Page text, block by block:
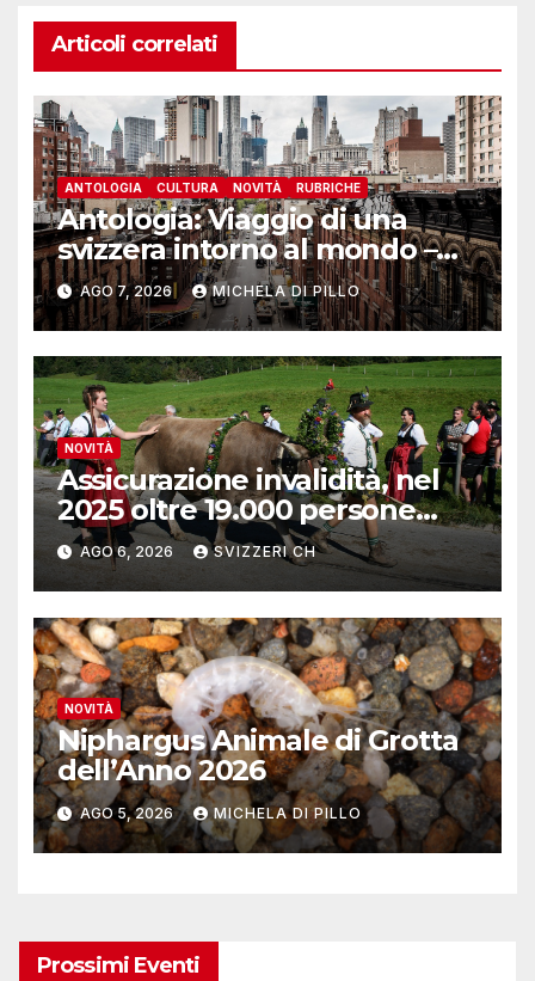
Articoli correlati
ANTOLOGIA CULTURA NOVITÀ RUBRICHE
Antologia: Viaggio di una
svizzera intorno al mondo –
Yosemite
AGO 7, 2026 MICHELA DI PILLO
NOVITÀ
Assicurazione invalidità, nel
2025 oltre 19.000 persone
reinserite nel mercato del
lavoro
AGO 6, 2026 SVIZZERI CH
NOVITÀ
Niphargus Animale di Grotta
dell’Anno 2026
AGO 5, 2026 MICHELA DI PILLO
Prossimi Eventi